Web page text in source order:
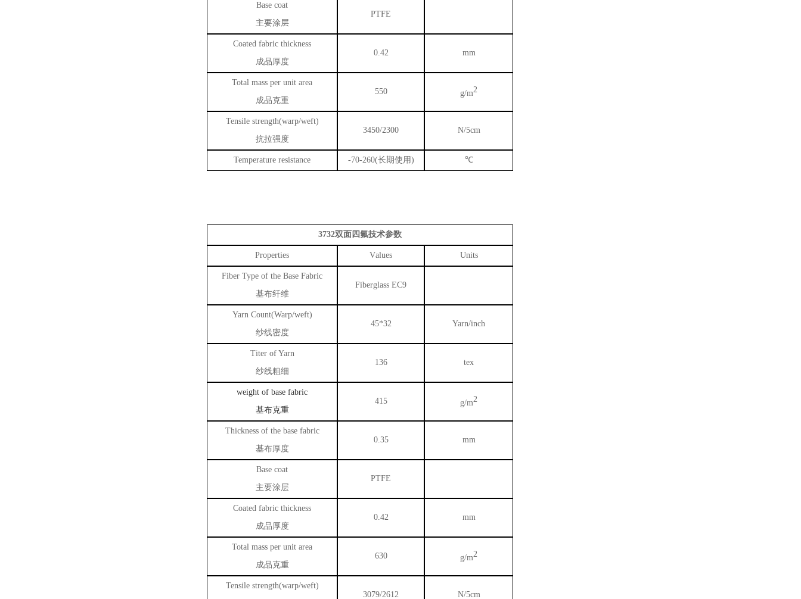
Base coat
主要涂层
PTFE
Coated fabric thickness
成品厚度
0.42 mm
Total mass per unit area
成品克重
550 g/m2
Tensile strength(warp/weft)
抗拉强度
3450/2300 N/5cm
Temperature resistance -70-260(长期使用) ℃
3732双面四氟技术参数
Properties Values Units
Fiber Type of the Base Fabric
基布纤维
Fiberglass EC9
Yarn Count(Warp/weft)
纱线密度
45*32 Yarn/inch
Titer of Yarn
纱线粗细
136 tex
weight of base fabric
基布克重
415 g/m2
Thickness of the base fabric
基布厚度
0.35 mm
Base coat
主要涂层
PTFE
Coated fabric thickness
成品厚度
0.42 mm
Total mass per unit area
成品克重
630 g/m2
Tensile strength(warp/weft)
3079/2612
N/5cm